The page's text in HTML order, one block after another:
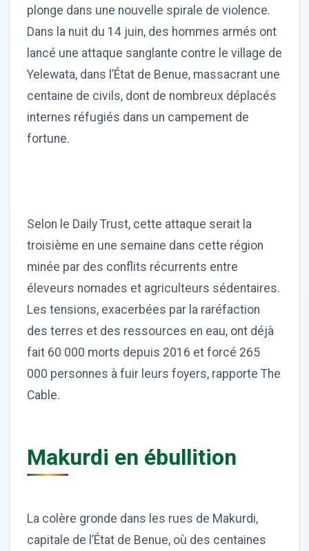
plonge dans une nouvelle spirale de violence.
Dans la nuit du 14 juin, des hommes armés ont
lancé une attaque sanglante contre le village de
Yelewata, dans l’État de Benue, massacrant une
centaine de civils, dont de nombreux déplacés
internes réfugiés dans un campement de
fortune.
Selon le Daily Trust, cette attaque serait la
troisième en une semaine dans cette région
minée par des conflits récurrents entre
éleveurs nomades et agriculteurs sédentaires.
Les tensions, exacerbées par la raréfaction
des terres et des ressources en eau, ont déjà
fait 60 000 morts depuis 2016 et forcé 265
000 personnes à fuir leurs foyers, rapporte The
Cable.
Makurdi en ébullition
La colère gronde dans les rues de Makurdi,
capitale de l’État de Benue, où des centaines